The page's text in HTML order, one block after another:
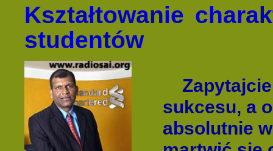
Kształtowanie
studentów
sukcesu, a
absolutnie